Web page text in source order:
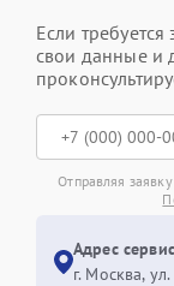
Если требуется
свои данные и
Отправляя
Адрес
г. Москва,